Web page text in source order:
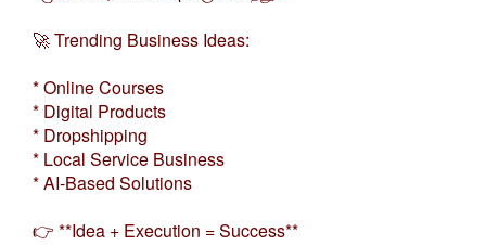
🚀 Trending Business Ideas:
* Online Courses
* Digital Products
* Dropshipping
* Local Service Business
* AI-Based Solutions
👉 **Idea + Execution = Success**